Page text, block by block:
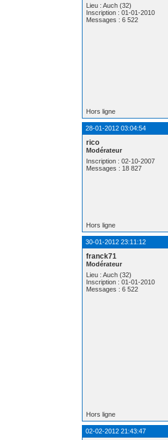
Lieu : Auch (32)
Inscription : 01-01-2010
Messages : 6 522
Hors ligne
28-01-2012 03:04:54
rico
Modérateur
Inscription : 02-10-2007
Messages : 18 827
Hors ligne
30-01-2012 23:11:12
franck71
Modérateur
Lieu : Auch (32)
Inscription : 01-01-2010
Messages : 6 522
Hors ligne
02-02-2012 21:43:47